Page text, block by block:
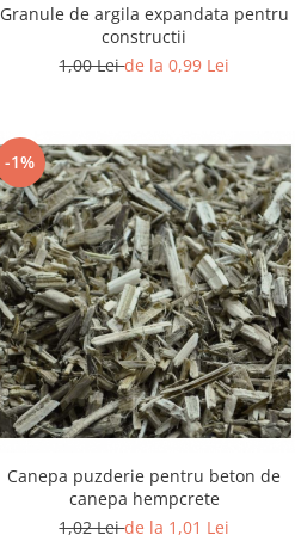
Granule de argila expandata pentru
constructii
1,00 Leide la 0,99 Lei
-1%
Canepa puzderie pentru beton de
canepa hempcrete
1,02 Leide la 1,01 Lei